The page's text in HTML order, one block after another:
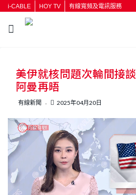
i-CABLE HOY TV 有線寬頻及電訊服務
按輸入鍵開始搜尋
美伊就核問題次輪間接
阿曼再晤
有線新聞 2025年04月20日